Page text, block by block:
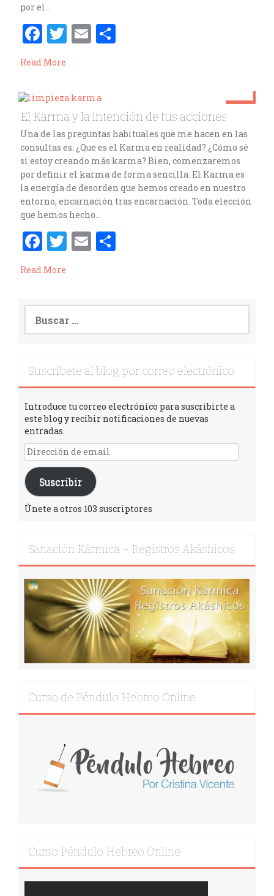
por el…
F
a
ce
b
o
o
k
T
w
te
r
E
m
l
ar
ti
r
Read More
El Karma y la intención de tus acciones
Una de las preguntas habituales que me hacen en las
consultas es: ¿Que es el Karma en realidad? ¿Cómo sé
si estoy creando más karma? Bien, comenzaremos
por definir el karma de forma sencilla. El Karma es
la energía de desorden que hemos creado en nuestro
entorno, encarnación tras encarnación. Toda elección
que hemos hecho…
F
a
ce
b
o
o
T
te
r
E
l p
ti
Read More
Suscríbete al blog por correo electrónico
Introduce tu correo electrónico para suscribirte a
este blog y recibir notificaciones de nuevas
entradas.
Suscribir
Únete a otros 103 suscriptores
Sanación Kármica – Registros Akáshicos
Curso de Péndulo Hebreo Online
Curso Péndulo Hebreo Online